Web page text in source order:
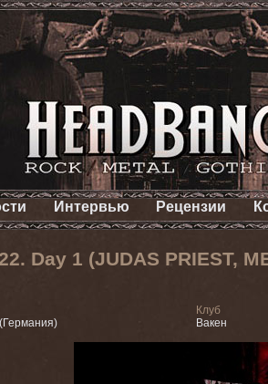
Интервью Рецензии
Day 1 (JUDAS PRIEST,
Клуб
Вакен